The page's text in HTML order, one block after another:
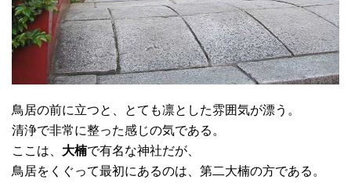
鳥居の前に立つと、とても凛とした雰囲気が漂う。
清浄で非常に整った感じの気である。
ここは、 大楠で有名な神社だが、
鳥居をくぐって最初にあるのは、第二大楠の方である。